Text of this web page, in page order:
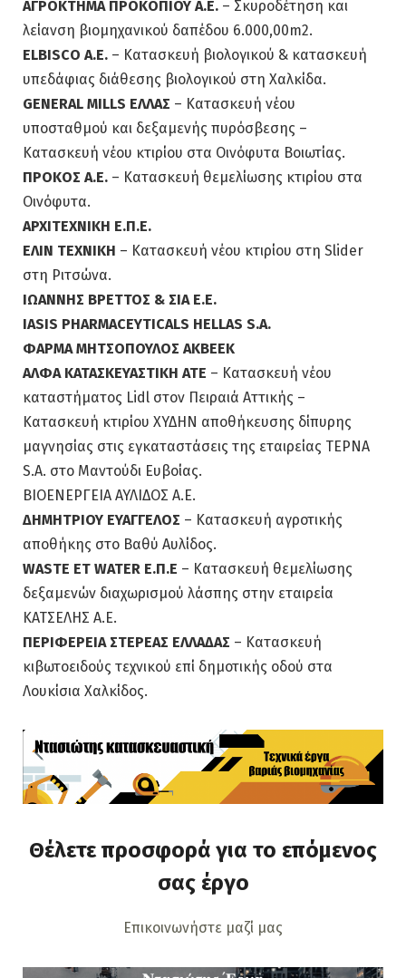
ΑΓΡΟΚΤΗΜΑ ΠΡΟΚΟΠΙΟΥ Α.Ε. – Σκυροδέτηση και
λείανση βιομηχανικού δαπέδου 6.000,00m2.
ELBISCO A.E. – Κατασκευή βιολογικού & κατασκευή
υπεδάφιας διάθεσης βιολογικού στη Χαλκίδα.
GENERAL MILLS ΕΛΛΑΣ – Κατασκευή νέου
υποσταθμού και δεξαμενής πυρόσβεσης –
Κατασκευή νέου κτιρίου στα Οινόφυτα Βοιωτίας.
ΠΡΟΚΟΣ Α.Ε. – Κατασκευή θεμελίωσης κτιρίου στα
Οινόφυτα.
ΑΡΧΙΤΕΧΝΙΚΗ Ε.Π.Ε.
ΕΛΙΝ ΤΕΧΝΙΚΗ – Κατασκευή νέου κτιρίου στη Slider
στη Ριτσώνα.
ΙΩΑΝΝΗΣ ΒΡΕΤΤΟΣ & ΣΙΑ Ε.Ε.
IASIS PHARMACEYTICALS HELLAS S.A.
ΦΑΡΜΑ ΜΗΤΣΟΠΟΥΛΟΣ ΑΚΒΕΕΚ
AΛΦΑ ΚΑΤΑΣΚΕΥΑΣΤΙΚΗ ΑΤΕ – Κατασκευή νέου
καταστήματος Lidl στον Πειραιά Αττικής –
Κατασκευή κτιρίου ΧΥΔΗΝ αποθήκευσης δίπυρης
μαγνησίας στις εγκαταστάσεις της εταιρείας ΤΕΡΝΑ
S.A. στο Μαντούδι Ευβοίας.
ΒΙΟΕΝΕΡΓΕΙΑ ΑΥΛΙΔΟΣ Α.Ε.
ΔΗΜΗΤΡΙΟΥ ΕΥΑΓΓΕΛΟΣ – Κατασκευή αγροτικής
αποθήκης στο Βαθύ Αυλίδος.
WASTE ET WATER Ε.Π.Ε – Κατασκευή θεμελίωσης
δεξαμενών διαχωρισμού λάσπης στην εταιρεία
ΚΑΤΣΕΛΗΣ Α.Ε.
ΠΕΡΙΦΕΡΕΙΑ ΣΤΕΡΕΑΣ ΕΛΛΑΔΑΣ – Κατασκευή
κιβωτοειδούς τεχνικού επί δημοτικής οδού στα
Λουκίσια Χαλκίδος.
Θέλετε προσφορά για το επόμενος
σας έργο
Επικοινωνήστε μαζί μας